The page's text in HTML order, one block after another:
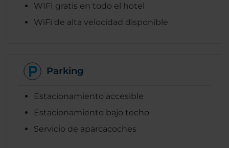
WIFI gratis en todo el hotel
WiFi de alta velocidad disponible
Parking
Estacionamiento accesible
Estacionamiento bajo techo
Servicio de aparcacoches